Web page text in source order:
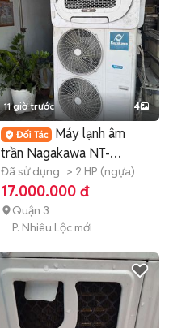
11 giờ trước 4
Máy lạnh âm
trần Nagakawa NT-
C50R1T20 lướt 2023 sl
Đã sử dụng > 2 HP (ngựa)
17.000.000 đ
Quận 3
P. Nhiêu Lộc mới